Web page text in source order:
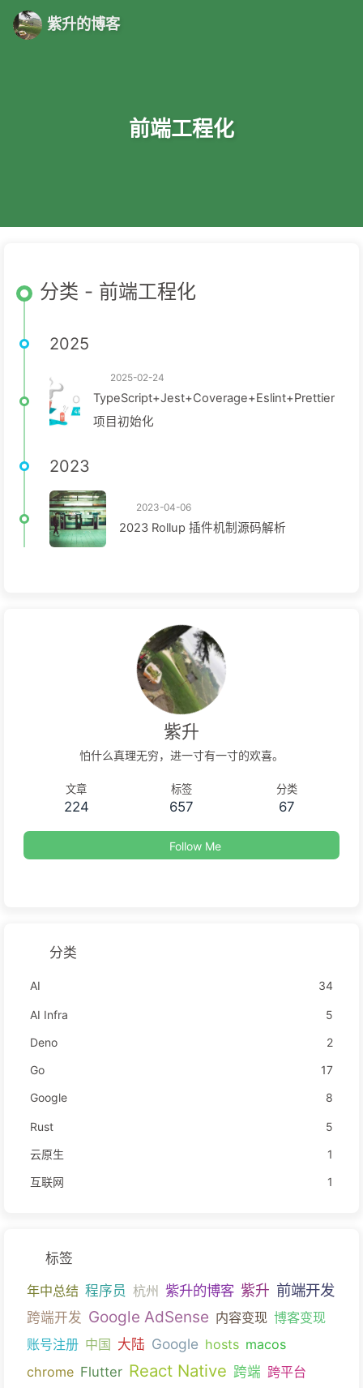
紫升的博客
前端工程化
分类 - 前端工程化
2025
2025-02-24
TypeScript+Jest+Coverage+Eslint+Prettier
项目初始化
2023
2023-04-06
2023 Rollup 插件机制源码解析
紫升
怕什么真理无穷，进一寸有一寸的欢喜。
文章
224
标签
657
分类
67
Follow Me
分类
AI 34
AI Infra
5
Deno
2
Go
17
Google
8
Rust
5
云原生
1
互联网
1
标签
年中总结 程序员 杭州 紫升的博客 紫升 前端开发
跨端开发 Google AdSense 内容变现 博客变现
账号注册 中国 大陆 Google hosts macos
chrome Flutter React Native 跨端 跨平台